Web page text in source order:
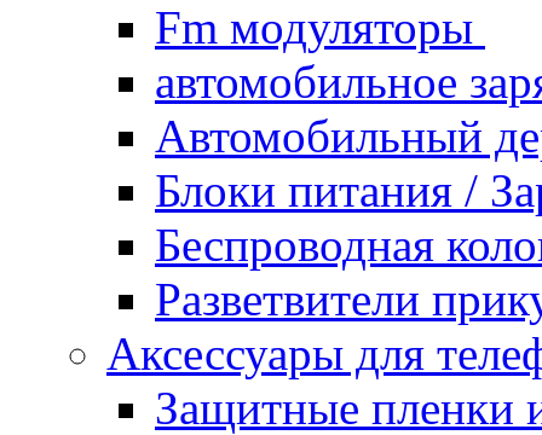
Fm модуляторы
автомобильное
Автомобильный
Блоки питания /
Беспроводная
Разветвители
Аксессуары для
Защитные пленки